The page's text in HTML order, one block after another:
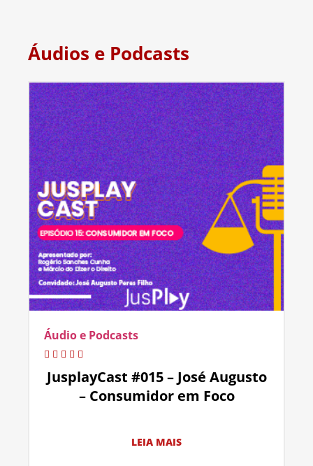
Áudios e Podcasts
Áudio e Podcasts
JusplayCast #015 – José Augusto
– Consumidor em Foco
LEIA MAIS